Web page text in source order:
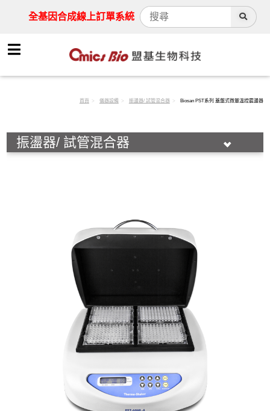
全基因合成線上訂單系統
首頁 儀器設備 振盪器/ 試管混合器 Biosan PST系列 蓋盤式微量溫控震盪器
振盪器/ 試管混合器
快速細胞計數儀
蛋白質分析系統
電源供應器
凝膠照相系統
活體動物影像系統